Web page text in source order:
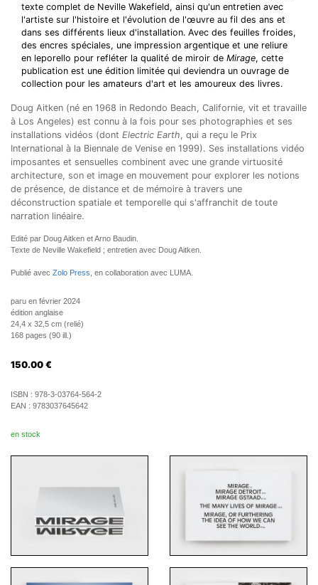
texte complet de Neville Wakefield, ainsi qu'un entretien avec
l'artiste sur l'histoire et l'évolution de l'œuvre au fil des ans et
dans ses différents lieux d'installation. Avec des feuilles froides,
des encres spéciales, une impression argentique et une reliure
en leporello pour refléter la qualité de miroir de Mirage, cette
publication est une édition limitée qui deviendra un ouvrage de
collection pour les amateurs d'art et les amoureux des livres.
Doug Aitken (né en 1968 in Redondo Beach, Californie, vit et travaille
à Los Angeles) est connu à la fois pour ses photographies et ses
installations vidéos (dont Electric Earth, qui a reçu le Prix
International à la Biennale de Venise en 1999). Ses installations vidéo
imposantes et sensuelles combinent avec une grande virtuosité
architecture, son et image en mouvement pour explorer les notions
de présence, de distance et de mémoire à travers une
déconstruction spatiale et temporelle qui s'affranchit de toute
narration linéaire.
Edité par Doug Aitken et Arno Baudin.
Texte de Neville Wakefield ; entretien avec Doug Aitken.
Publié avec Zolo Press , en collaboration avec LUMA.
paru en février 2024
édition anglaise
24,4 x 32,5 cm (relié)
168 pages (90 ill.)
150.00 €
ISBN : 978-3-03764-564-2
EAN : 9783037645642
en stock